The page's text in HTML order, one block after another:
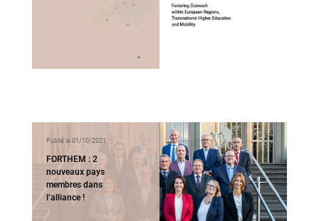
Publié le 01/10/2021
FORTHEM : 2
nouveaux pays
membres dans
l’alliance !